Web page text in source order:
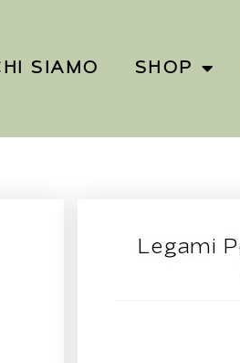
SIAMO SHOP
Legami